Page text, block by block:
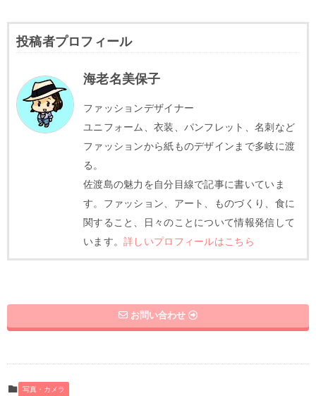
投稿者プロフィール
海老名美保子
ファッションデザイナー
ユニフォーム、衣装、パンフレット、名刺など
ファッションから紙ものデザインまで多岐に渡
る。
佐渡島の魅力を自分目線で記事に書いていま
す。ファッション、アート、ものづくり、食に
関すること、日々のことについて情報発信して
います。詳しいプロフィールはこちら
お問い合わせ
写真・カメラ